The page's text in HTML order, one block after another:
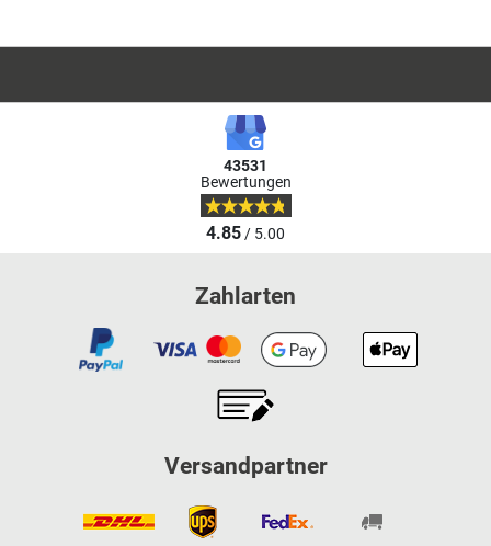
43531
Bewertungen
4.85/ 5.00
Zahlarten
Versandpartner